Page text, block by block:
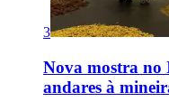
3
Nova mostra no
andares à